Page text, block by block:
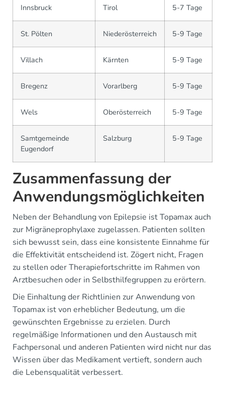
Innsbruck Tirol 5-7 Tage
St. Pölten Niederösterreich 5-9 Tage
Villach Kärnten 5-9 Tage
Bregenz Vorarlberg 5-9 Tage
Wels Oberösterreich 5-9 Tage
Samtgemeinde
Eugendorf
Salzburg 5-9 Tage
Zusammenfassung der
Anwendungsmöglichkeiten
Neben der Behandlung von Epilepsie ist Topamax auch
zur Migräneprophylaxe zugelassen. Patienten sollten
sich bewusst sein, dass eine konsistente Einnahme für
die Effektivität entscheidend ist. Zögert nicht, Fragen
zu stellen oder Therapiefortschritte im Rahmen von
Arztbesuchen oder in Selbsthilfegruppen zu erörtern.
Die Einhaltung der Richtlinien zur Anwendung von
Topamax ist von erheblicher Bedeutung, um die
gewünschten Ergebnisse zu erzielen. Durch
regelmäßige Informationen und den Austausch mit
Fachpersonal und anderen Patienten wird nicht nur das
Wissen über das Medikament vertieft, sondern auch
die Lebensqualität verbessert.